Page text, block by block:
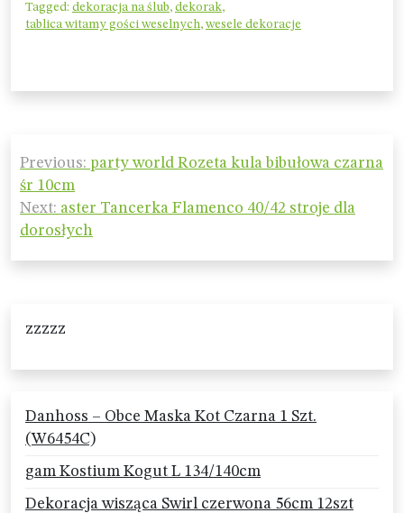
Tagged: dekoracja na ślub, dekorak,
tablica witamy gości weselnych, wesele dekoracje
Nawigacja
wpisu
Previous: party world Rozeta kula bibułowa czarna
śr 10cm
Next: aster Tancerka Flamenco 40/42 stroje dla
dorosłych
zzzzz
Danhoss – Obce Maska Kot Czarna 1 Szt.
(W6454C)
gam Kostium Kogut L 134/140cm
Dekoracja wisząca Swirl czerwona 56cm 12szt